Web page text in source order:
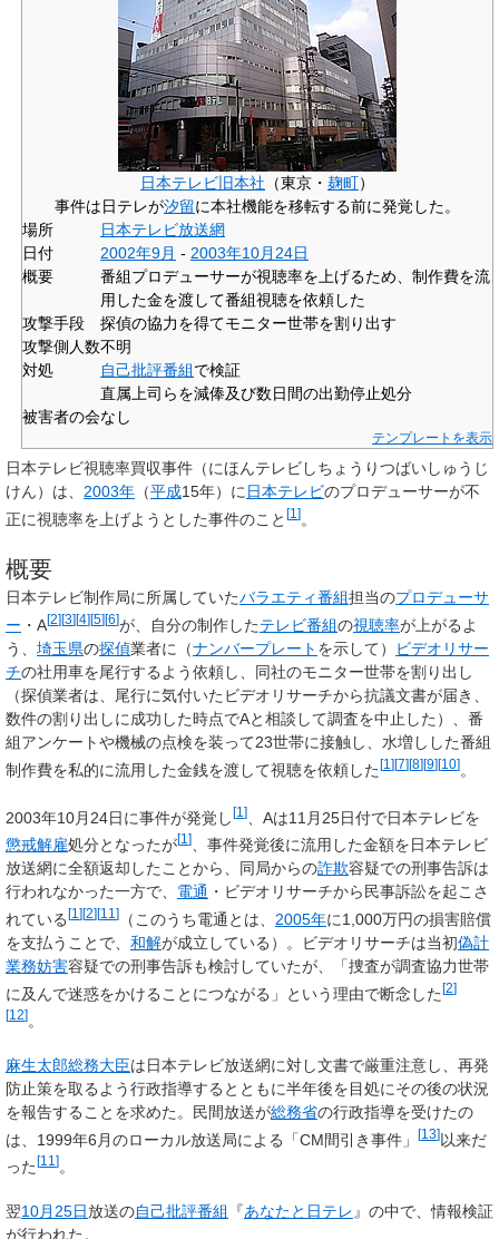
日本テレビ旧本社 （東京・ 麹町）
事件は日テレが汐留に本社機能を移転する前に発覚した。
場所
日本テレビ放送網
日付
2002年9月 - 2003年10月24日
概要
番組プロデューサーが視聴率を上げるため、制作費を流
用した金を渡して番組視聴を依頼した
攻撃手段
探偵の協力を得てモニター世帯を割り出す
攻撃側人数不明
対処
自己批評番組で検証
直属上司らを減俸及び数日間の出勤停止処分
被害者の会なし
テンプレートを表示
日本テレビ視聴率買収事件 （にほんテレビしちょうりつばいしゅうじ
けん）は、 2003年 （平成15年）に 日本テレビのプロデューサーが不
正に視聴率を上げようとした事件のこと [1 ]。
概要
日本テレビ制作局に所属していたバラエティ番組担当のプロデューサ
ー ・A[2][3][4][5][6]が、自分の制作したテレビ番組の視聴率が上がるよ
う、 埼玉県の探偵業者に（ナンバープレート を示して）
ビデオリサー
チの社用車を尾行するよう依頼し、同社のモニター世帯を割り出し
（探偵業者は、尾行に気付いたビデオリサーチから抗議文書が届き、
数件の割り出しに成功した時点でAと相談して調査を中止した）、番
組アンケートや機械の点検を装って23世帯に接触し、水増しした番組
制作費を私的に流用した金銭を渡して視聴を依頼した[1 ][7][8][9][10]
2003年10月24日に事件が発覚し[1 ]
、Aは11月25日付で日本テレビを
懲戒解雇処分となったが[1 ]
、事件発覚後に流用した金額を日本テレビ
放送網に全額返却したことから、同局からの詐欺容疑での刑事告訴は
行われなかった一方で、 電通 ・ビデオリサーチから民事訴訟を起こさ
れている [1 ][2][11 ] （このうち電通とは、 2005年に1,000万円の損害賠償
を支払うことで、 和解が成立している）。ビデオリサーチは当初偽計
業務妨害容疑での刑事告訴も検討していたが、「捜査が調査協力世帯
に及んで迷惑をかけることにつながる」という理由で断念した[2]
[12] 。
麻生太郎総務大臣は日本テレビ放送網に対し文書で厳重注意し、再発
防止策を取るよう行政指導するとともに半年後を目処にその後の状況
を報告することを求めた。民間放送が総務省の行政指導を受けたの
は、1999年6月のローカル放送局による「CM間引き事件」
[13]以来だ
った [11 ] 。
翌10月25日放送の自己批評番組 『あなたと日テレ 』の中で、情報検証
が行われた。